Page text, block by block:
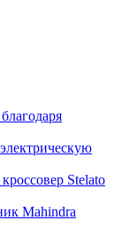
Stelato
Mahindra